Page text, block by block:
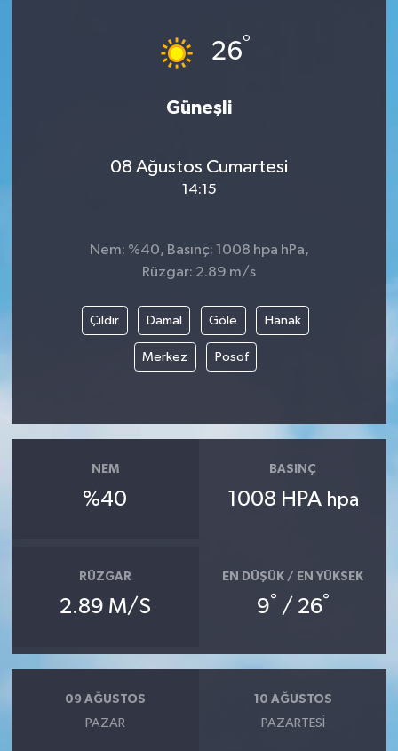
26°
Güneşli
08 Ağustos Cumartesi
14:15
Nem: %40, Basınç: 1008 hpa hPa,
Rüzgar: 2.89 m/s
Çıldır Damal Göle Hanak
Merkez Posof
NEM
%40
BASINÇ
1008 HPA hpa
RÜZGAR
2.89 M/S
EN DÜŞÜK / EN YÜKSEK
9° / 26°
09 AĞUSTOS
PAZAR
10 AĞUSTOS
PAZARTESI